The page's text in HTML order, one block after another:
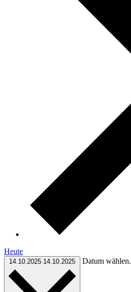
Heute
14.10.2025 14.10.2025 Datum wählen.